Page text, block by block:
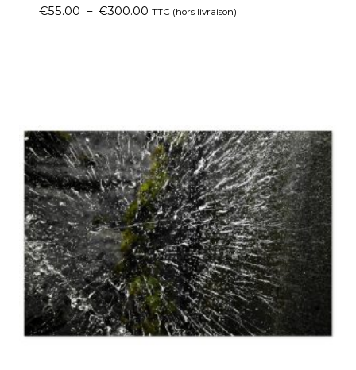
€55.00 – €300.00 TTC (hors livraison)